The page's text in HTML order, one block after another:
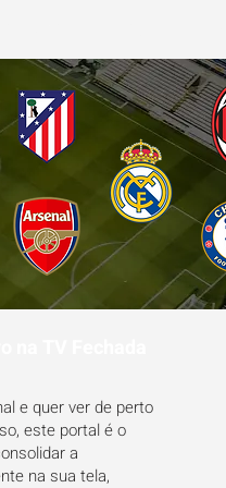
e quer ver de perto
este portal é o
a
na sua tela,